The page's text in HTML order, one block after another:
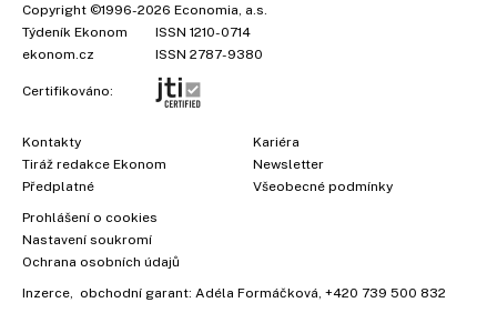
Copyright ©1996-2026 Economia, a.s.
Týdeník Ekonom
ISSN 1210-0714
ekonom.cz
ISSN 2787-9380
Certifikováno:
Kontakty
Tiráž redakce Ekonom
Předplatné
Kariéra
Newsletter
Všeobecné podmínky
Prohlášení o cookies
Nastavení soukromí
Ochrana osobních údajů
Inzerce , obchodní garant: Adéla Formáčková +420 739 500 832
39 kč za měsíc!